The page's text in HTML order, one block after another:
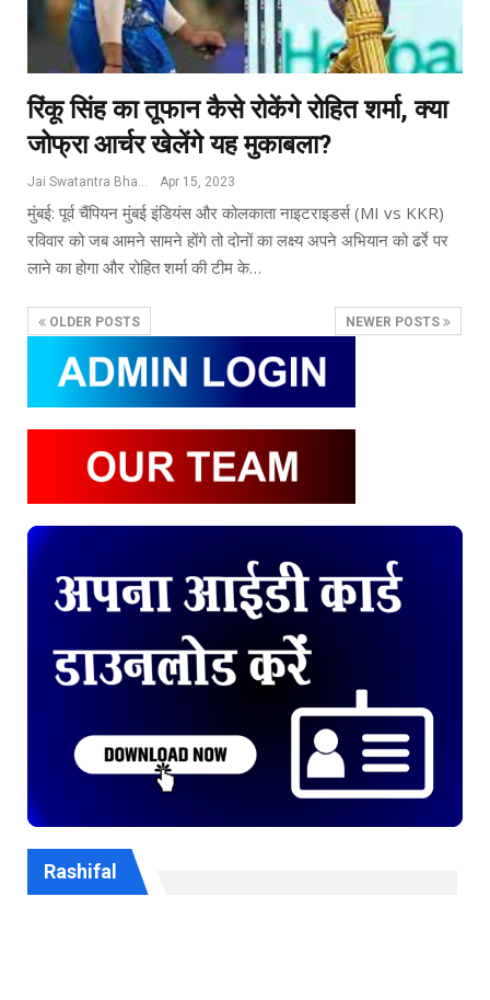
रिंकू सिंह का तूफान कैसे रोकेंगे रोहित शर्मा, क्या
जोफ्रा आर्चर खेलेंगे यह मुकाबला?
Jai Swatantra Bharat Apr 15, 2023
मुंबई: पूर्व चैंपियन मुंबई इंडियंस और कोलकाता नाइटराइडर्स (MI vs KKR)
रविवार को जब आमने सामने होंगे तो दोनों का लक्ष्य अपने अभियान को ढर्रे पर
लाने का होगा और रोहित शर्मा की टीम के…
OLDER POSTS NEWER POSTS
Rashifal